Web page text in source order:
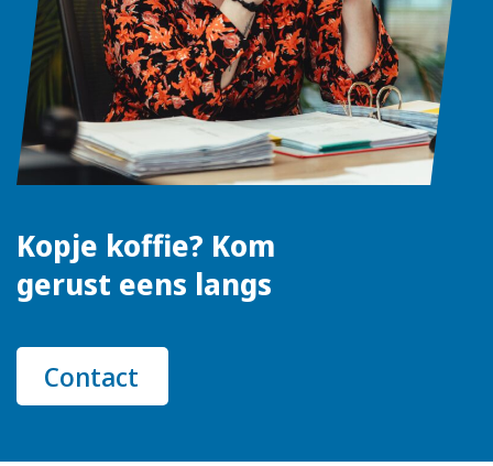
Kopje koffie? Kom
gerust eens langs
Contact